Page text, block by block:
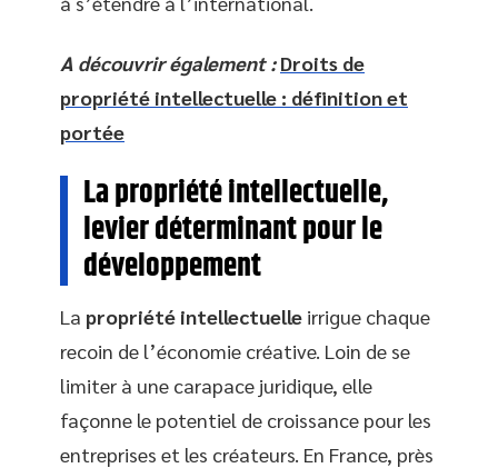
A découvrir également : Droits de
propriété intellectuelle : définition et
portée
La propriété intellectuelle,
levier déterminant pour le
développement
La propriété intellectuelle irrigue chaque
recoin de l’économie créative. Loin de se
limiter à une carapace juridique, elle
façonne le potentiel de croissance pour les
entreprises et les créateurs. En France, près